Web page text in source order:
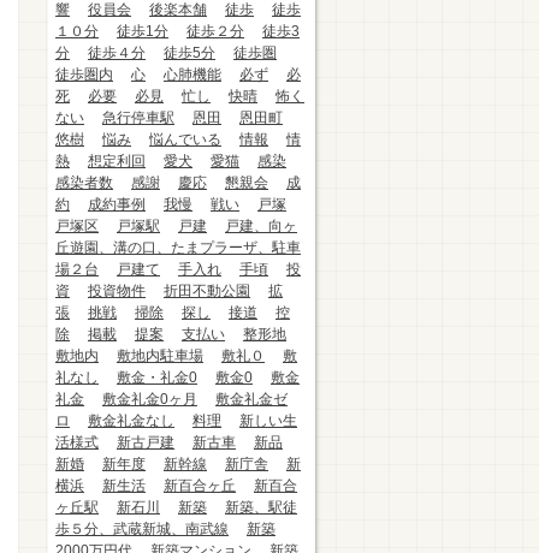
響
役員会 後楽本舗 徒歩
徒歩
１０分
徒歩1分 徒歩２分
徒歩3
分
徒歩４分 徒歩5分
徒歩圏
徒歩圏内
心 心肺機能 必ず
必
死
必要 必見 忙し 快晴
怖く
ない
急行停車駅 恩田
恩田町
悠樹
悩み 悩んでいる 情報
情
熱
想定利回 愛犬 愛猫
感染
感染者数
感謝 慶応 懇親会
成
約
成約事例 我慢 戦い
戸塚
戸塚区
戸塚駅 戸建
戸建、向ヶ
丘遊園、溝の口、たまプラーザ、駐車
場２台
戸建て 手入れ 手頃
投
資
投資物件 折田不動公園
拡
張
挑戦 掃除 探し 接道
控
除
掲載 提案 支払い
整形地
敷地内
敷地内駐車場 敷礼０
敷
礼なし
敷金・礼金0 敷金0
敷金
礼金
敷金礼金0ヶ月
敷金礼金ゼ
ロ
敷金礼金なし 料理
新しい生
活様式
新古戸建 新古車
新品
新婚
新年度 新幹線 新庁舎
新
横浜
新生活 新百合ヶ丘
新百合
ヶ丘駅
新石川 新築
新築、駅徒
歩５分、武蔵新城、南武線
新築